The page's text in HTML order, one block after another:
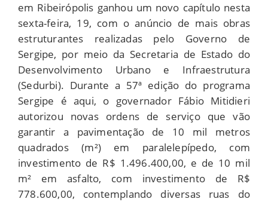
em Ribeirópolis ganhou um novo capítulo nesta
sexta-feira, 19, com o anúncio de mais obras
estruturantes realizadas pelo Governo de
Sergipe, por meio da Secretaria de Estado do
Desenvolvimento Urbano e Infraestrutura
(Sedurbi). Durante a 57ª edição do programa
Sergipe é aqui, o governador Fábio Mitidieri
autorizou novas ordens de serviço que vão
garantir a pavimentação de 10 mil metros
quadrados (m²) em paralelepípedo, com
investimento de R$ 1.496.400,00, e de 10 mil
m² em asfalto, com investimento de R$
778.600,00, contemplando diversas ruas do